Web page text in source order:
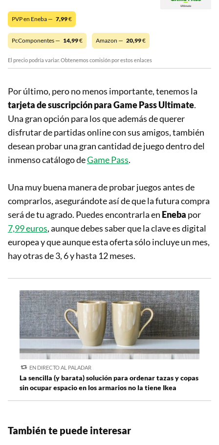
PVP en Eneba — 7,99€
PcComponentes — 14,99€ Amazon — 20,99€
El precio podría variar. Obtenemos comisión por estos enlaces
Por último, pero no menos importante, tenemos la
tarjeta de suscripción para Game Pass Ultimate.
Una gran opción para los que además de querer
disfrutar de partidas online con sus amigos, también
desean probar una gran cantidad de juego dentro del
inmenso catálogo deGame Pass.
Una muy buena manera de probar juegos antes de
comprarlos, asegurándote así de que la futura compra
será de tu agrado. Puedes encontrarla en Eneba por
7,99 euros, aunque debes saber que la clave es digital
europea y que aunque esta oferta sólo incluye un mes,
hay otras de 3, 6 y hasta 12 meses.
EN DIRECTO AL PALADAR
La sencilla (y barata) solución para ordenar tazas y copas
sin ocupar espacio en los armarios no la tiene Ikea
También te puede interesar